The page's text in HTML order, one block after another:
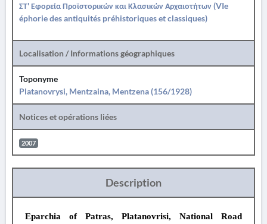
ΣΤ' Εφορεία Προϊστορικών και Κλασικών Αρχαιοτήτων (VIe
éphorie des antiquités préhistoriques et classiques)
Localisation / Informations géographiques
Toponyme
Platanovrysi, Mentzaina, Mentzena (156/1928)
Notices et opérations liées
2007
Description
Eparchia of Patras, Platanovrisi, National Road